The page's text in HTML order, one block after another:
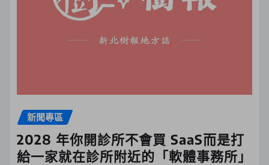
新聞專區
2028 年你開診所不會買 SaaS而是打
給一家就在診所附近的「軟體事務所」